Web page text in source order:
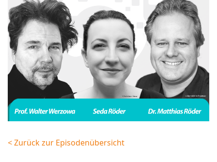
< Zurück zur Episodenübersicht